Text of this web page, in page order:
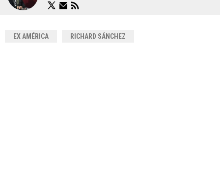
EX AMÉRICA RICHARD SÁNCHEZ